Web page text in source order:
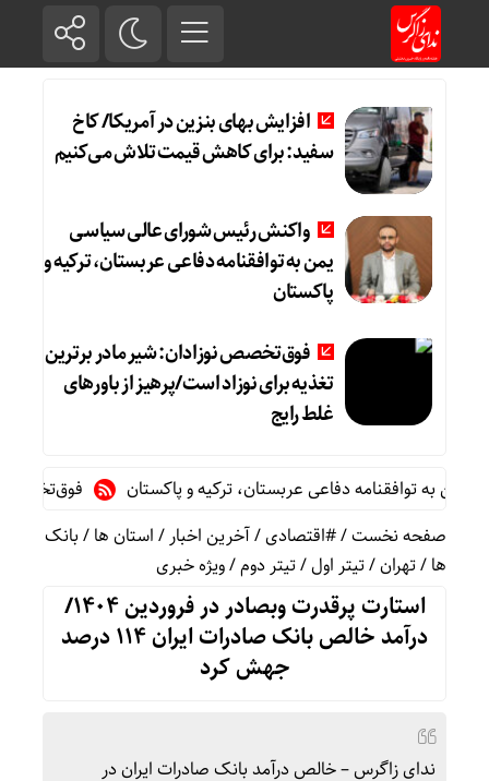
افزایش بهای بنزین در آمریکا/ کاخ
سفید: برای کاهش قیمت تلاش می‌کنیم
واکنش رئیس شورای عالی سیاسی
یمن به توافقنامه دفاعی عربستان، ترکیه و
پاکستان
فوق‌تخصص نوزادان: شیر مادر برترین
تغذیه برای نوزاد است/پرهیز از باورهای
غلط رایج
توافقنامه دفاعی عربستان، ترکیه و پاکستان
فوق‌تخصص
صفحه نخست/#اقتصادی/آخرین اخبار/استان ها/بانک
ها/تهران/تیتر اول/تیتر دوم/ویژه خبری
استارت پرقدرت وبصادر در فروردین ۱۴۰۴/
درآمد خالص بانک صادرات ایران ۱۱۴ درصد
جهش کرد
ندای زاگرس – خالص درآمد بانک صادرات ایران در